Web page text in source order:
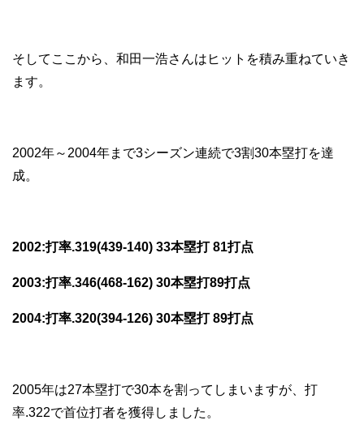
そしてここから、和田一浩さんはヒットを積み重ねていき
ます。
2002年～2004年まで3シーズン連続で3割30本塁打を達
成。
2002:打率.319(439-140) 33本塁打 81打点
2003:打率.346(468-162) 30本塁打89打点
2004:打率.320(394-126) 30本塁打 89打点
2005年は27本塁打で30本を割ってしまいますが、打
率.322で首位打者を獲得しました。